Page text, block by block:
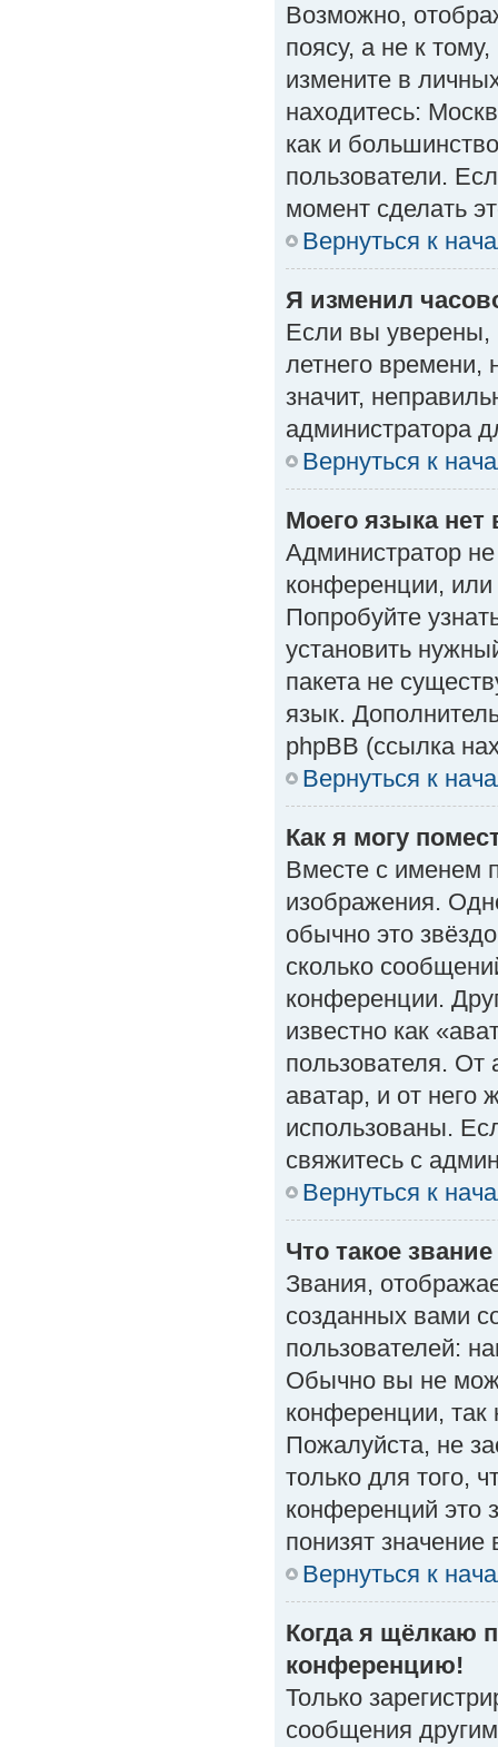
Возможно,
поясу, а не к
измените в
находитесь:
как и
пользователи.
момент сделать
Вернуться к
Я изменил
Если вы уверены,
летнего времени,
значит,
администратора
Вернуться к
Моего языка нет
Администратор
конференции,
Попробуйте
установить
пакета не
язык.
phpBB (ссылка
Вернуться к
Как я могу
Вместе с именем
изображения.
обычно это
сколько
конференции.
известно как
пользователя. От
аватар, и от него
использованы.
свяжитесь с
Вернуться к
Что такое
Звания,
созданных вами
пользователей:
Обычно вы не
конференции, так
Пожалуйста, не
только для того,
конференций это
понизят
Вернуться к
Когда я щёлкаю
конференцию!
Только
сообщения